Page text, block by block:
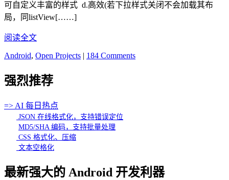
可自定义丰富的样式 d.高效(若下拉样式关闭不会加载其布
局，同listView[……]
阅读全文
Android, Open Projects | 184 Comments
强烈推荐
=> AI 每日热点
JSON 在线格式化，支持错误定位
MD5/SHA 编码，支持批量处理
CSS 格式化、压缩
文本空格化
最新强大的 Android 开发利器